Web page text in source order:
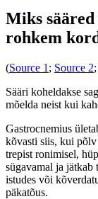
Miks
rohkem
(Source 1 ; Source 2;
Sääri koheldakse
mõelda neist kui
Gastrocnemius
kõvasti siis, kui põlv
trepist ronimisel,
sügavamal ja
istudes või
päkatõus.